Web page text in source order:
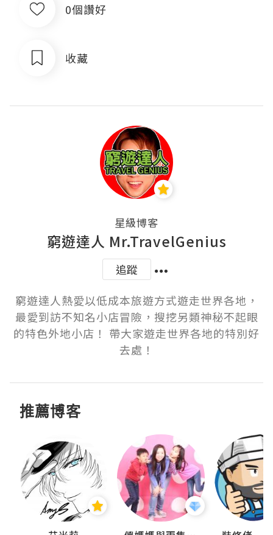
0個讚好
收藏
星級博客
窮遊達人 Mr.TravelGenius
追蹤
窮遊達人熱愛以低成本旅遊方式遊走世界各地，
最愛到訪不知名小店冒險，搜挖另類神秘不起眼
的特色外地小店！ 帶大家遊走世界各地的特別好
推薦博客